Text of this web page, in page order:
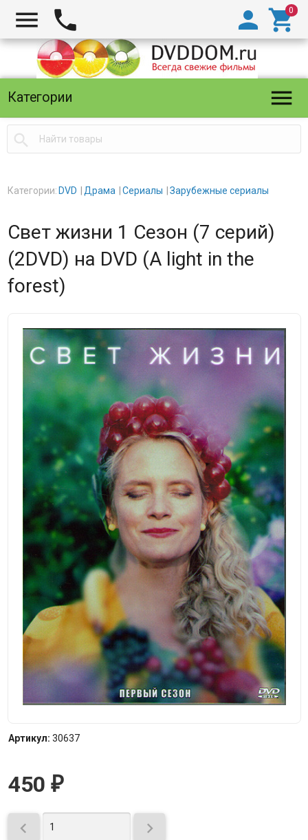
  

Категории 

Категории: DVD Драма Сериалы Зарубежные сериалы
Свет жизни 1 Сезон (7 серий)
(2DVD) на DVD (A light in the
forest)
Артикул: 30637
450 ₽
 